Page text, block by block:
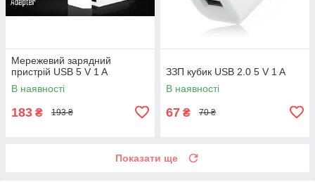
Мережевий зарядний
пристрій USB 5 V 1 A
В наявності
183 ₴ 193 ₴
ЗЗП кубик USB 2.0 5 V 1 A
В наявності
67 ₴ 70 ₴
Показати ще